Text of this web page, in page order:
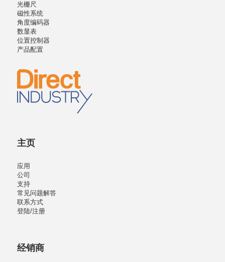
光栅尺
磁性系统
角度编码器
数显表
位置控制器
产品配置
主页
应用
公司
支持
常见问题解答
联系方式
登陆/注册
经销商